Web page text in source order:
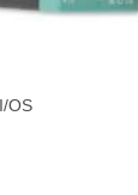
OS